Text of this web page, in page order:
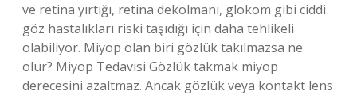
ve retina yırtığı, retina dekolmanı, glokom gibi ciddi
göz hastalıkları riski taşıdığı için daha tehlikeli
olabiliyor. Miyop olan biri gözlük takılmazsa ne
olur? Miyop Tedavisi Gözlük takmak miyop
derecesini azaltmaz. Ancak gözlük veya kontakt lens